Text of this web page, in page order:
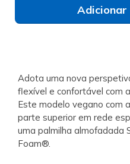
Adicionar
Adota uma nova
flexível e confortável com
Este modelo vegano com
parte superior em rede
uma palmilha almofadada
Foam®.